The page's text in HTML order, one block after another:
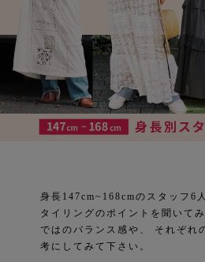
身長147cm~168cmのスタッフ6
タイリングのポイントを聞いてみ
ではのバランス感や、
それぞれ
考にしてみて下さい。